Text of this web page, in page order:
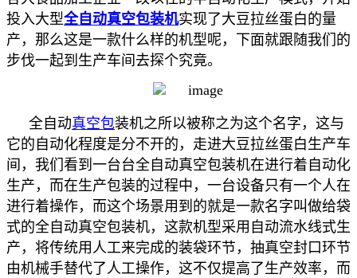
投入大型全自动真空包装机实现了大豆拉丝蛋白的量
产，那么这是一款什么样的机型呢，下面就跟随我们的
步伐一起到生产车间去探个究竟。
全自动真空包装机之所以被称之为这个名字，这与
它的自动化程度是分不开的，走进大豆拉丝蛋白生产车
间，我们看到一台台全自动真空包装机在进行着自动化
生产，而在生产包装的过程中，一台设备只有一个人在
进行着操作，而这个场景用到的就是一款名字叫做给袋
式的全自动真空包装机，这款机型采用自动流水线式生
产，将传统用人工来完成的装袋环节，抽真空封口环节
由机械手替代了人工操作，这不仅提高了生产效率，而